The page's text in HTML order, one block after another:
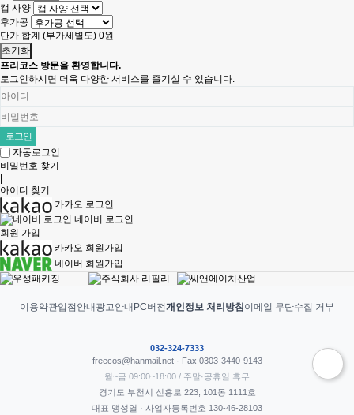
캡 사양
후가공
단가 합계 (부가세별도) 0원
초기화
프리코스 방문을 환영합니다.
로그인하시면 더욱 다양한 서비스를 즐기실 수 있습니다.
자동로그인
비밀번호 찾기
아이디 찾기
카카오 로그인
네이버 로그인
회원 가입
카카오 회원가입
네이버 회원가입
이용약관입점안내 광고안내 PC버전개인정보 처리방침 이메일 무단수집 거부
032-324-7333
freecos@hanmail.net · Fax 0303-3440-9143
월~금 09:00~18:00 / 주말·공휴일 휴무
경기도 부천시 신흥로 223, 101동 1111호
대표 맹성열 · 사업자등록번호 130-46-28103